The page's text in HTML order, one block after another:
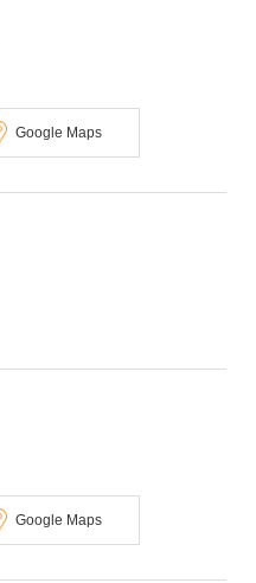
Google Maps
Google Maps